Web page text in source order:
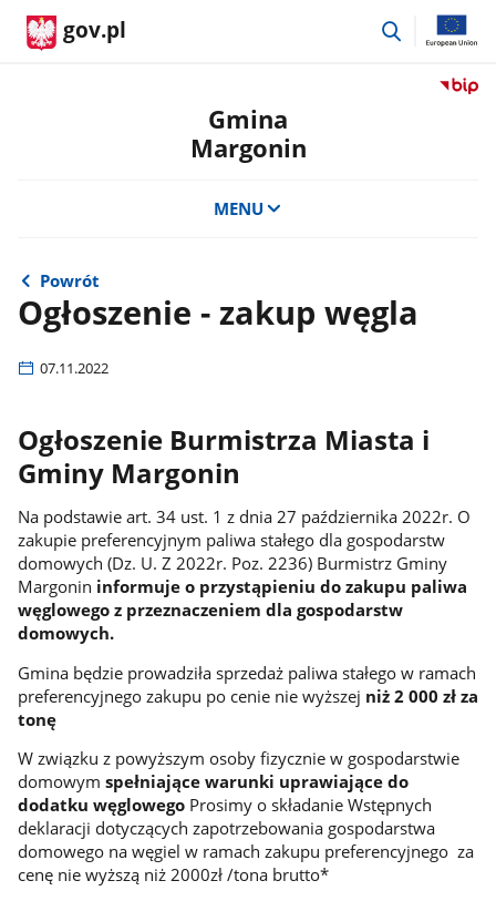
gov.pl
przejdź
Przejdź
Gmina
Margonin
MENU
Powrót
Ogłoszenie - zakup węgla
07.11.2022
Ogłoszenie Burmistrza Miasta i
Gminy Margonin
Na podstawie art. 34 ust. 1 z dnia 27 października 2022r. O
zakupie preferencyjnym paliwa stałego dla gospodarstw
domowych (Dz. U. Z 2022r. Poz. 2236) Burmistrz Gminy
Margonin informuje o przystąpieniu do zakupu paliwa
węglowego z przeznaczeniem dla gospodarstw
domowych.
Gmina będzie prowadziła sprzedaż paliwa stałego w ramach
preferencyjnego zakupu po cenie nie wyższej niż 2 000 zł za
tonę
W związku z powyższym osoby fizycznie w gospodarstwie
domowym spełniające warunki uprawiające do
dodatku węglowegoProsimy o składanie Wstępnych
deklaracji dotyczących zapotrzebowania gospodarstwa
domowego na węgiel w ramach zakupu preferencyjnego za
cenę nie wyższą niż 2000zł /tona brutto*